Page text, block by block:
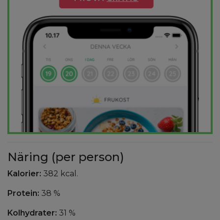
Näring (per person)
Kalorier: 382 kcal.
Protein: 38 %
Kolhydrater: 31 %